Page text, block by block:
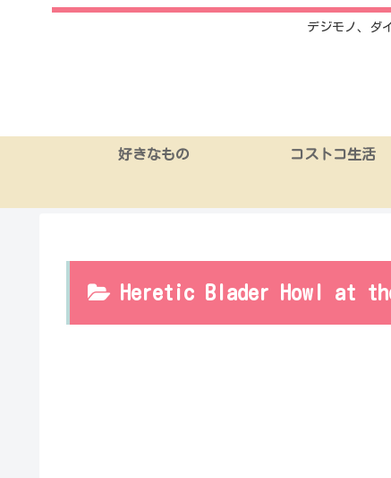
デジモノ、ダ
好きなもの コストコ生活
Heretic Blader Howl at